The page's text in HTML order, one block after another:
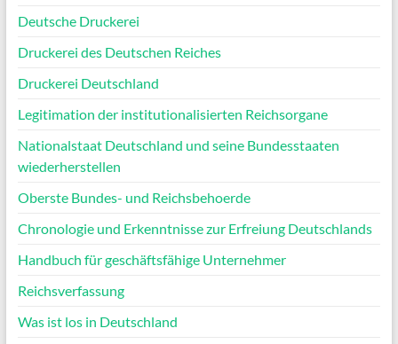
Deutsche Druckerei
Druckerei des Deutschen Reiches
Druckerei Deutschland
Legitimation der institutionalisierten Reichsorgane
Nationalstaat Deutschland und seine Bundesstaaten
wiederherstellen
Oberste Bundes- und Reichsbehoerde
Chronologie und Erkenntnisse zur Erfreiung Deutschlands
Handbuch für geschäftsfähige Unternehmer
Reichsverfassung
Was ist los in Deutschland